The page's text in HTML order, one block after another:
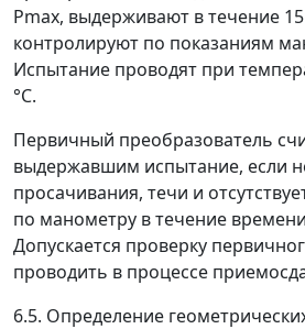
Рmax, выдерживают в течение
контролируют по показаниям
Испытание проводят при
°С.
Первичный преобразователь
выдержавшим испытание, если
просачивания, течи и
по манометру в течение
Допускается проверку
проводить в процессе
6.5. Определение